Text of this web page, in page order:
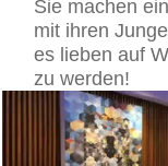
Sie machen
mit ihren
es lieben auf
zu werden!